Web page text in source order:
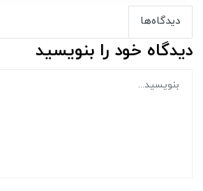
دیدگاه‌ها
دیدگاه خود را بنویسید